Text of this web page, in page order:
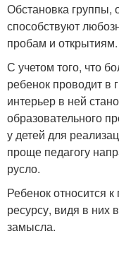
Обстановка
способствуют
пробам и открытиям.
С учетом того, что
ребенок проводит в
интерьер в ней
образовательного
у детей для
проще педагогу
русло.
Ребенок относится
ресурсу, видя в них
замысла.